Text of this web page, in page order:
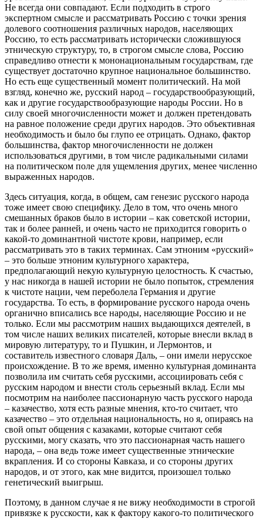
Не всегда они совпадают. Если подходить в строго
экспертном смысле и рассматривать Россию с точки зрения
долевого соотношения различных народов, населяющих
Россию, то есть рассматривать исторически сложившуюся
этническую структуру, то, в строгом смысле слова, Россию
справедливо отнести к мононациональным государствам, где
существует достаточно крупное национальное большинство.
Но есть еще существенный момент политический. На мой
взгляд, конечно же, русский народ – государствообразующий,
как и другие государствообразующие народы России. Но в
силу своей многочисленности может и должен претендовать
на равное положение среди других народов. Это объективная
необходимость и было бы глупо ее отрицать. Однако, фактор
большинства, фактор многочисленности не должен
использоваться другими, в том числе радикальными силами
на политическом поле для ущемления других, менее численно
выраженных народов.
Здесь ситуация, когда, в общем, сам генезис русского народа
тоже имеет свою специфику. Дело в том, что очень много
смешанных браков было в истории – как советской истории,
так и более ранней, и очень часто не приходится говорить о
какой-то доминантной чистоте крови, например, если
рассматривать это в таких терминах. Сам этноним «русский»
– это больше этноним культурного характера,
предполагающий некую культурную целостность. К счастью,
у нас никогда в нашей истории не было попыток, стремления
к чистоте нации, чем переболела Германия и другие
государства. То есть, в формирование русского народа очень
органично вписались все народы, населяющие Россию и не
только. Если мы рассмотрим наших выдающихся деятелей, в
том числе наших великих писателей, которые внесли вклад в
мировую литературу, то и Пушкин, и Лермонтов, и
составитель известного словаря Даль, – они имели нерусское
происхождение. В то же время, именно культурная доминанта
позволила им считать себя русскими, ассоциировать себя с
русским народом и внести столь серьезный вклад. Если мы
посмотрим на наиболее пассионарную часть русского народа
– казачество, хотя есть разные мнения, кто-то считает, что
казачество – это отдельная национальность, но я, опираясь на
свой опыт общения с казаками, которые считают себя
русскими, могу сказать, что это пассионарная часть нашего
народа, – она ведь тоже имеет существенные этнические
вкрапления. И со стороны Кавказа, и со стороны других
народов, и от этого, как мне видится, произошел только
генетический выигрыш.
Поэтому, в данном случае я не вижу необходимости в строгой
привязке к русскости, как к фактору какого-то политического